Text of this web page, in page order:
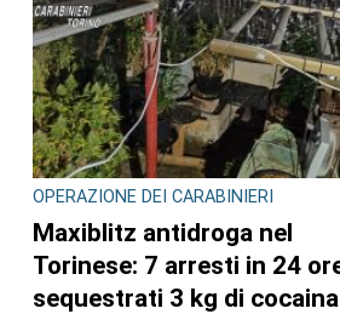
OPERAZIONE DEI CARABINIERI
Maxiblitz antidroga nel
Torinese: 7 arresti in 24
sequestrati 3 kg di